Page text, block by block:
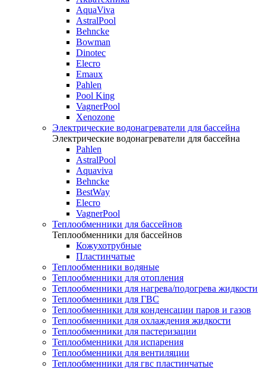
AquaViva
AstralPool
Behncke
Bowman
Dinotec
Elecro
Emaux
Pahlen
Pool King
VagnerPool
Xenozone
Электрические водонагреватели для бассейна
Электрические водонагреватели для бассейна
Pahlen
AstralPool
Aquaviva
Behncke
BestWay
Elecro
VagnerPool
Теплообменники для бассейнов
Теплообменники для бассейнов
Кожухотрубные
Пластинчатые
Теплообменники водяные
Теплообменники для отопления
Теплообменники для нагрева/подогрева жидкости
Теплообменники для ГВС
Теплообменники для конденсации паров и газов
Теплообменники для охлаждения жидкости
Теплообменники для пастеризации
Теплообменники для испарения
Теплообменники для вентиляции
Теплообменники для гвс пластинчатые